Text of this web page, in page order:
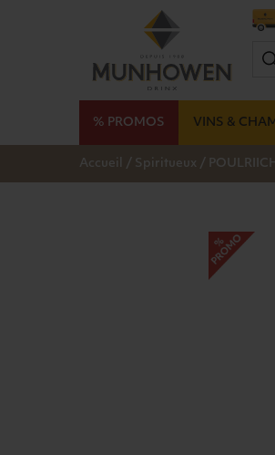
% PROMOS VINS &
Accueil / Spiritueux /